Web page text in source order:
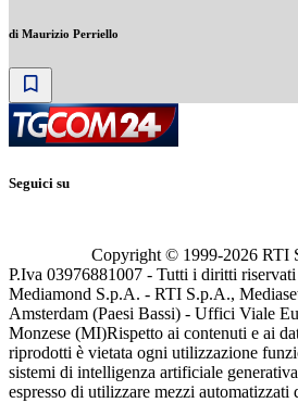
di Maurizio Perriello
Seguici su
Copyright © 1999-2026 RTI
P.Iva 03976881007 - Tutti i diritti
Mediamond S.p.A. - RTI S.p.A.,
Amsterdam (Paesi Bassi) - Uffici Viale
Monzese (MI)Rispetto ai contenuti e ai
riprodotti è vietata ogni utilizzazione
sistemi di intelligenza artificiale
espresso di utilizzare mezzi automatizzati